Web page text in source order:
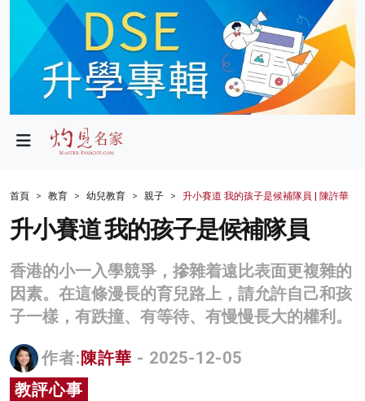
政局
財經
生活
商業
科技
影片
名家榜
首頁 教育 幼兒教育 親子 升小賽道 我的孩子是候補隊員 | 陳許華
升小賽道 我的孩子是候補隊員
香港的小一入學競爭，摻雜着遠比表面更複雜的
因素。在這條漫長的育兒路上，請允許自己和孩
子一樣，有跌撞、有等待、有慢慢長大的權利。
作者: 陳許華 - 2025-12-05
教評心事